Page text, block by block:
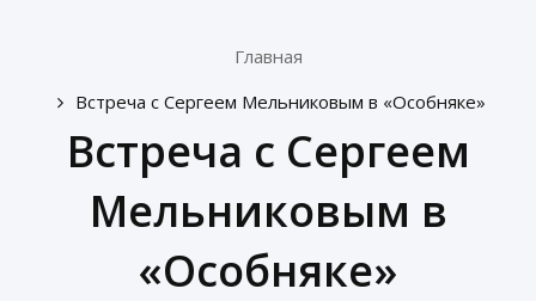
Главная
Встреча с Сергеем Мельниковым в «Особняке»
Встреча с Сергеем
Мельниковым в
«Особняке»